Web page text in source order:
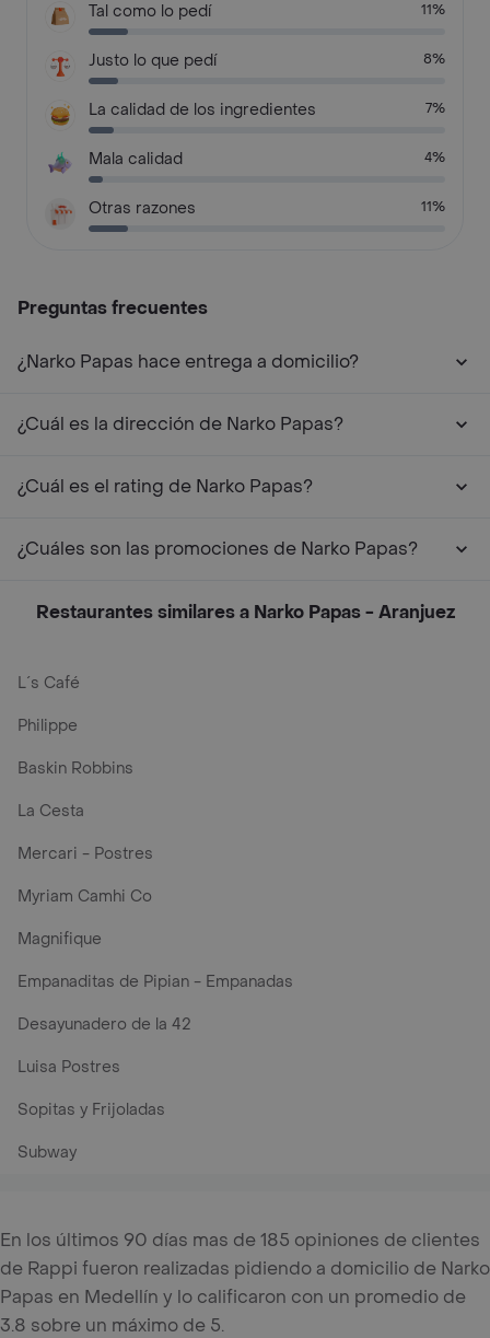
Tal como lo pedí 11%
Justo lo que pedí 8%
La calidad de los ingredientes 7%
Mala calidad 4%
Otras razones 11%
Preguntas frecuentes
¿Narko Papas hace entrega a domicilio?
¿Cuál es la dirección de Narko Papas?
¿Cuál es el rating de Narko Papas?
¿Cuáles son las promociones de Narko Papas?
Restaurantes similares a Narko Papas - Aranjuez
L´s Café
Philippe
Baskin Robbins
La Cesta
Mercari - Postres
Myriam Camhi Co
Magnifique
Empanaditas de Pipian - Empanadas
Desayunadero de la 42
Luisa Postres
Sopitas y Frijoladas
Subway
En los últimos 90 días mas de 185 opiniones de clientes
de Rappi fueron realizadas pidiendo a domicilio de Narko
Papas en Medellín y lo calificaron con un promedio de
3.8 sobre un máximo de 5.